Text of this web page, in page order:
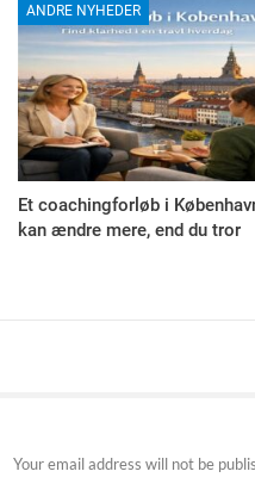
ANDRE NYHEDER
Et coachingforløb i
kan ændre mere, end du tror
Your email address will not be